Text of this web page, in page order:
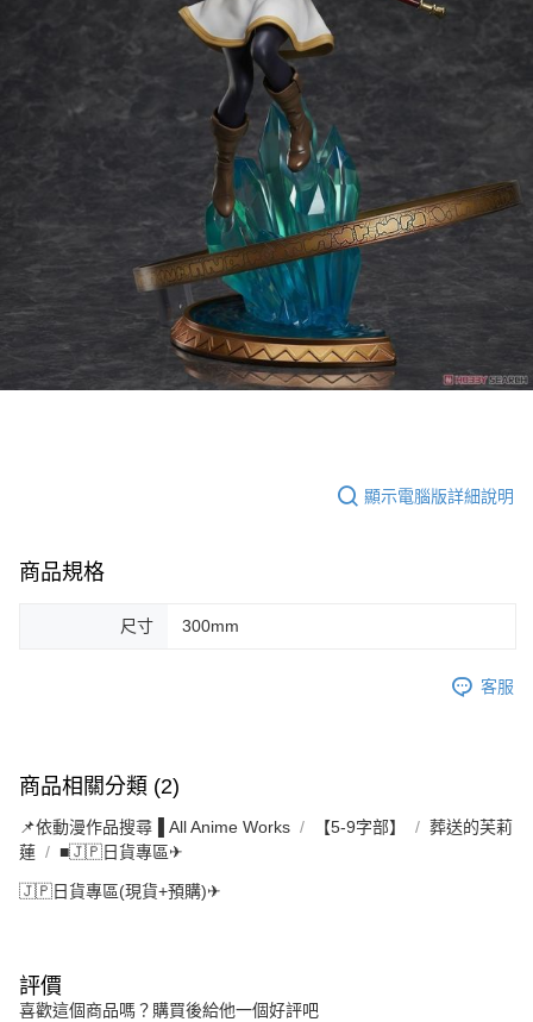
顯示電腦版詳細說明
商品規格
尺寸 300mm
客服
商品相關分類 (2)
📌依動漫作品搜尋▐ All Anime Works 【5-9字部】
葬送的芙莉
蓮
■🇯🇵日貨專區✈
🇯🇵日貨專區(現貨+預購)✈
評價
喜歡這個商品嗎？購買後給他一個好評吧